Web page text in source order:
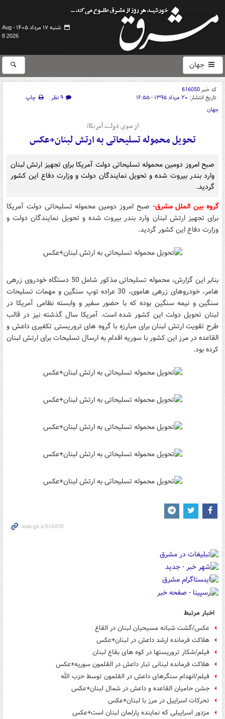
شنبه ۱۷ مرداد ۱۴۰۵ -
Aug
8 2026
جهان
کد خبر616050
تاریخ انتشار: ۲۰ مرداد ۱۳۹۵ - ۱۶:۵۵ ۹ نظر
چاپ
جهان
از سوی دولت آمریکا:
تحویل محموله تسلیحاتی به ارتش لبنان+عکس
صبح امروز دومین محموله تسلیحاتی دولت آمریکا برای تجهیز ارتش لبنان
وارد بندر بیروت شده و تحویل نمایندگان دولت و وزارت دفاع این کشور
گردید.
گروه بین الملل مشرق- صبح امروز دومین محموله تسلیحاتی دولت آمریکا
برای تجهیز ارتش لبنان وارد بندر بیروت شده و تحویل نمایندگان دولت و
وزارت دفاع این کشور گردید.
بنابر این گزارش، محموله تسلیحاتی مذکور شامل 50 دستگاه خودروی زرهی
هامر، خودروهای زرهی هاموی، 30 عراده توپ سنگین و مهمات تسلیحات
سنگین و نیمه سنگین بوده که با حضور سفیر و وابسته نظامی آمریکا در
لبنان تحویل دولت این کشور شده است. آمریکا سال گذشته نیز در قالب
طرح تقویت ارتش لبنان برای مبارزه با گروه های تروریستی تکفیری داعش و
القاعده در مرز این کشور با سوریه اقدام به ارسال تسلیحات برای ارتش لبنان
کرده بود.
اخبار مرتبط
عکس/گشت شبانه مسیحیان لبنان در القاع
هلاکت فرمانده ارشد داعش در لبنان+عکس
فیلم/شکار تروریستها در کوه های بقاع لبنان
هلاکت فرمانده لبنانی تبار داعش در القلمون سوریه+عکس
فیلم/انهدام سنگرهای داعش در القلمون توسط حزب الله
جشن حامیان القاعده و داعش در شمال لبنان+عکس
تحرکات اسراییل در مرز با لبنان+عکس
مزدور اسراییلی که نماینده پارلمان لبنان است+عکس